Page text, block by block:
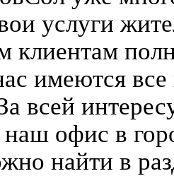
услуги
клиентам
имеются
всей
наш офис в
найти в